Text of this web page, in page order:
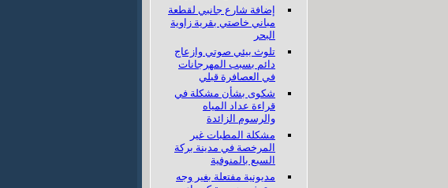
إضافة شارع جانبي لقطعة
مباني خاصتي بقرية زاوية
البحر
تلوث بيئي صوتي وازعاج
دائم بسبب المهرجانات
في العصافرة قبلي
شكوى بشأن مشكلة في
قراءة عداد المياه
والرسوم الزائدة
مشكلة المطبات غير
المرخصة في مدينة بركة
السبع بالمنوفية
مديونية مفتعلة بغير وجه